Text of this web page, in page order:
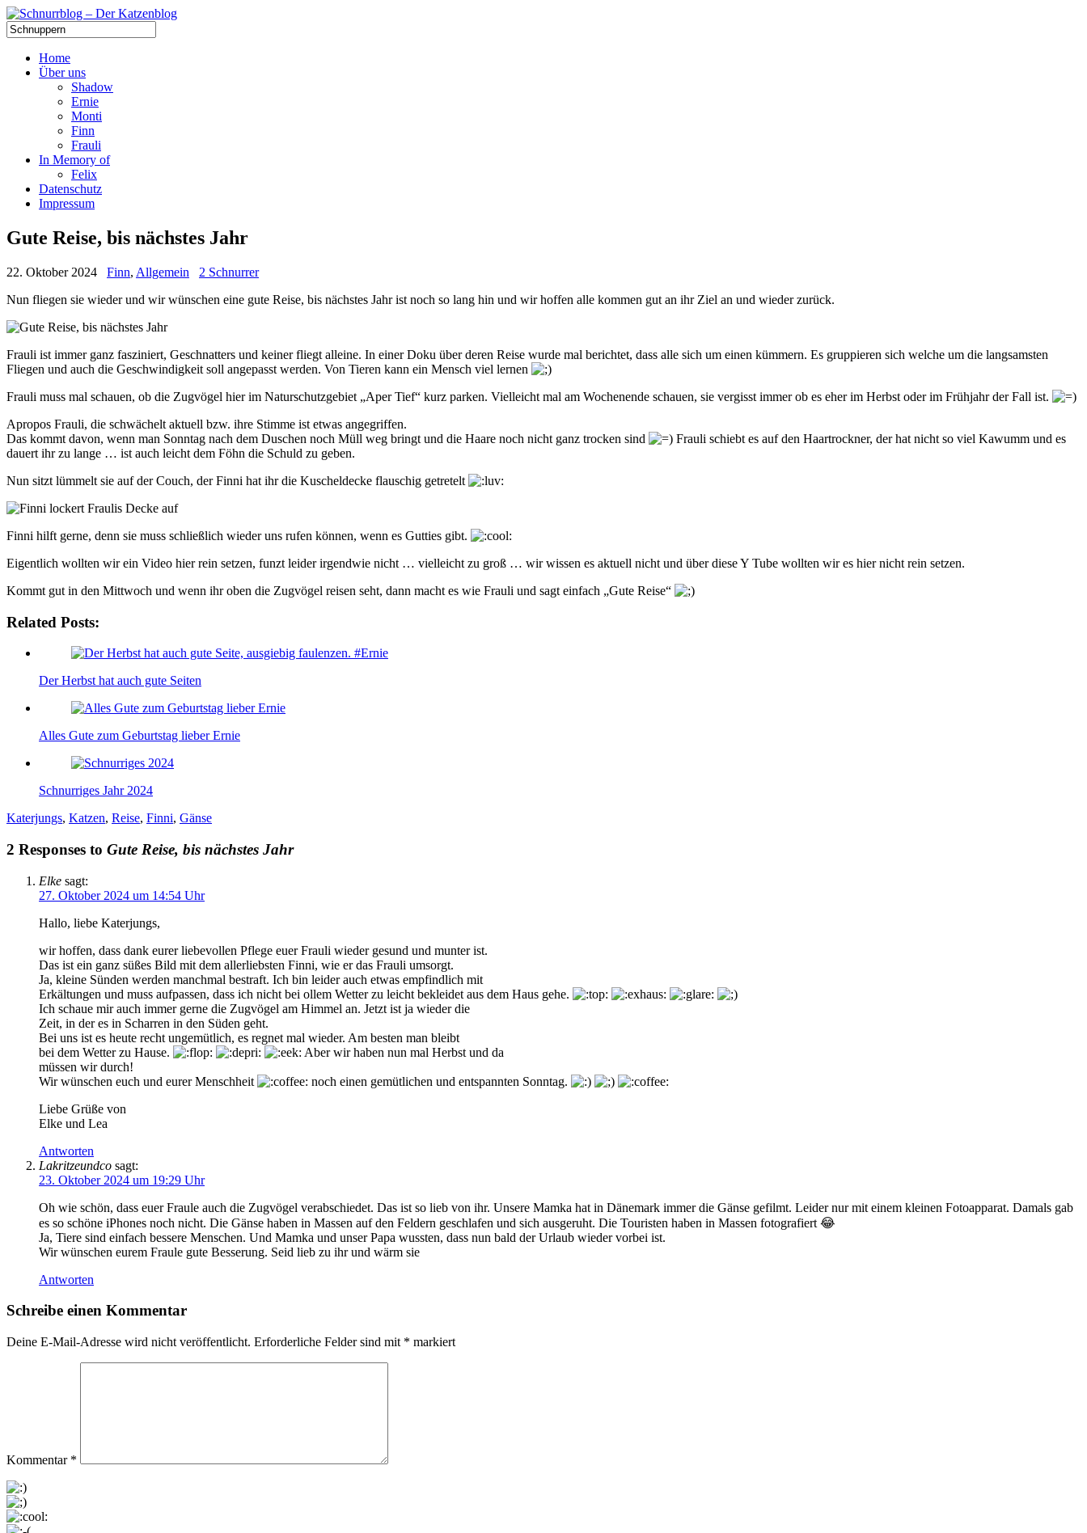
Home
Über uns
Shadow
Ernie
Monti
Finn
Frauli
In Memory of
Felix
Datenschutz
Impressum
Gute Reise, bis nächstes Jahr
22. Oktober 2024 Finn, Allgemein
2 Schnurrer
Nun fliegen sie wieder und wir wünschen eine gute Reise, bis nächstes Jahr ist noch so lang hin und wir hoffen alle kommen gut an ihr Ziel an und wieder zurück.
Frauli ist immer ganz fasziniert, Geschnatters und keiner fliegt alleine. In einer Doku über deren Reise wurde mal berichtet, dass alle sich um einen kümmern. Es gruppieren sich welche um die langsamsten
Fliegen und auch die Geschwindigkeit soll angepasst werden. Von Tieren kann ein Mensch viel lernen
Frauli muss mal schauen, ob die Zugvögel hier im Naturschutzgebiet „Aper Tief“ kurz parken. Vielleicht mal am Wochenende schauen, sie vergisst immer ob es eher im Herbst oder im Frühjahr der Fall ist.
Apropos Frauli, die schwächelt aktuell bzw. ihre Stimme ist etwas angegriffen.
Das kommt davon, wenn man Sonntag nach dem Duschen noch Müll weg bringt und die Haare noch nicht ganz trocken sind
Frauli schiebt es auf den Haartrockner, der hat nicht so viel Kawumm und es
dauert ihr zu lange … ist auch leicht dem Föhn die Schuld zu geben.
Nun sitzt lümmelt sie auf der Couch, der Finni hat ihr die Kuscheldecke flauschig getretelt
Finni hilft gerne, denn sie muss schließlich wieder uns rufen können, wenn es Gutties gibt.
Eigentlich wollten wir ein Video hier rein setzen, funzt leider irgendwie nicht … vielleicht zu groß … wir wissen es aktuell nicht und über diese Y Tube wollten wir es hier nicht rein setzen.
Kommt gut in den Mittwoch und wenn ihr oben die Zugvögel reisen seht, dann macht es wie Frauli und sagt einfach „Gute Reise“
Related Posts:
Der Herbst hat auch gute Seiten
Alles Gute zum Geburtstag lieber Ernie
Schnurriges Jahr 2024
Katerjungs, Katzen, Reise, Finni, Gänse
2 Responses to Gute Reise, bis nächstes Jahr
Elke sagt:
27. Oktober 2024 um 14:54 Uhr
Hallo, liebe Katerjungs,
wir hoffen, dass dank eurer liebevollen Pflege euer Frauli wieder gesund und munter ist.
Das ist ein ganz süßes Bild mit dem allerliebsten Finni, wie er das Frauli umsorgt.
Ja, kleine Sünden werden manchmal bestraft. Ich bin leider auch etwas empfindlich mit
Erkältungen und muss aufpassen, dass ich nicht bei ollem Wetter zu leicht bekleidet aus dem Haus gehe.
Ich schaue mir auch immer gerne die Zugvögel am Himmel an. Jetzt ist ja wieder die
Zeit, in der es in Scharren in den Süden geht.
Bei uns ist es heute recht ungemütlich, es regnet mal wieder. Am besten man bleibt
bei dem Wetter zu Hause.
Aber wir haben nun mal Herbst und da
müssen wir durch!
Wir wünschen euch und eurer Menschheit
noch einen gemütlichen und entspannten Sonntag.
Liebe Grüße von
Elke und Lea
Antworten
Lakritzeundco sagt:
23. Oktober 2024 um 19:29 Uhr
Oh wie schön, dass euer Fraule auch die Zugvögel verabschiedet. Das ist so lieb von ihr. Unsere Mamka hat in Dänemark immer die Gänse gefilmt. Leider nur mit einem kleinen Fotoapparat. Damals gab
es so schöne iPhones noch nicht. Die Gänse haben in Massen auf den Feldern geschlafen und sich ausgeruht. Die Touristen haben in Massen fotografiert 😂
Ja, Tiere sind einfach bessere Menschen. Und Mamka und unser Papa wussten, dass nun bald der Urlaub wieder vorbei ist.
Wir wünschen eurem Fraule gute Besserung. Seid lieb zu ihr und wärm sie
Antworten
Schreibe einen Kommentar
Deine E-Mail-Adresse wird nicht veröffentlicht. Erforderliche Felder sind mit * markiert
Kommentar *